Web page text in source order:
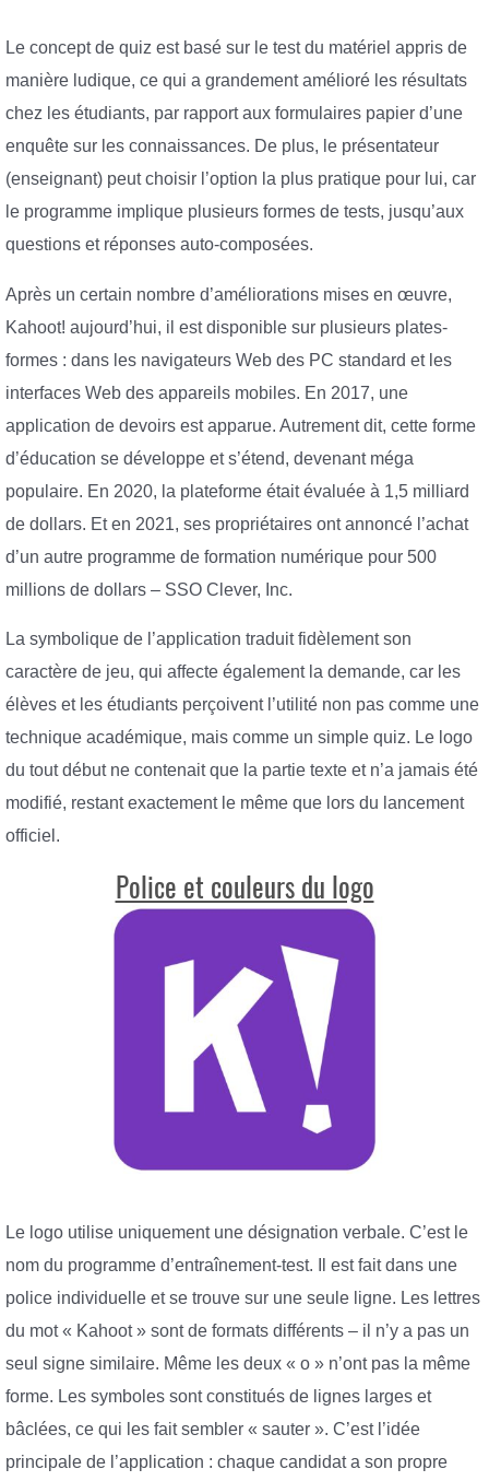
Le concept de quiz est basé sur le test du matériel appris de
manière ludique, ce qui a grandement amélioré les résultats
chez les étudiants, par rapport aux formulaires papier d’une
enquête sur les connaissances. De plus, le présentateur
(enseignant) peut choisir l’option la plus pratique pour lui, car
le programme implique plusieurs formes de tests, jusqu’aux
questions et réponses auto-composées.
Après un certain nombre d’améliorations mises en œuvre,
Kahoot! aujourd’hui, il est disponible sur plusieurs plates-
formes : dans les navigateurs Web des PC standard et les
interfaces Web des appareils mobiles. En 2017, une
application de devoirs est apparue. Autrement dit, cette forme
d’éducation se développe et s’étend, devenant méga
populaire. En 2020, la plateforme était évaluée à 1,5 milliard
de dollars. Et en 2021, ses propriétaires ont annoncé l’achat
d’un autre programme de formation numérique pour 500
millions de dollars – SSO Clever, Inc.
La symbolique de l’application traduit fidèlement son
caractère de jeu, qui affecte également la demande, car les
élèves et les étudiants perçoivent l’utilité non pas comme une
technique académique, mais comme un simple quiz. Le logo
du tout début ne contenait que la partie texte et n’a jamais été
modifié, restant exactement le même que lors du lancement
officiel.
Police et couleurs du logo
Le logo utilise uniquement une désignation verbale. C’est le
nom du programme d’entraînement-test. Il est fait dans une
police individuelle et se trouve sur une seule ligne. Les lettres
du mot « Kahoot » sont de formats différents – il n’y a pas un
seul signe similaire. Même les deux « o » n’ont pas la même
forme. Les symboles sont constitués de lignes larges et
bâclées, ce qui les fait sembler « sauter ». C’est l’idée
principale de l’application : chaque candidat a son propre